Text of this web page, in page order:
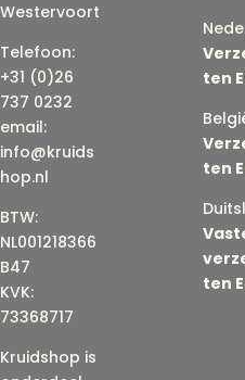
Westervoort
Telefoon:
+31 (0)26
737 0232
email:
info@kruids
hop.nl
BTW:
NL001218366
B47
KVK:
73368717
Kruidshop is
ten
ten
ten